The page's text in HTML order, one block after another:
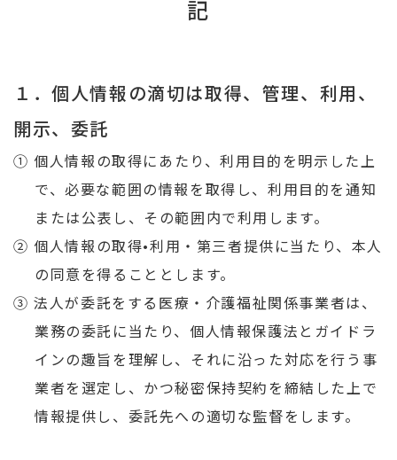
記
１．個人情報の滴切は取得、管理、利用、
開示、委託
① 個人情報の取得にあたり、利用目的を明示した上
で、必要な範囲の情報を取得し、利用目的を通知
または公表し、その範囲内で利用します。
② 個人情報の取得•利用・第三者提供に当たり、本人
の同意を得ることとします。
③ 法人が委託をする医療・介護福祉関係事業者は、
業務の委託に当たり、個人情報保護法とガイドラ
インの趣旨を理解し、それに沿った対応を行う事
業者を選定し、かつ秘密保持契約を締結した上で
情報提供し、委託先への適切な監督をします。